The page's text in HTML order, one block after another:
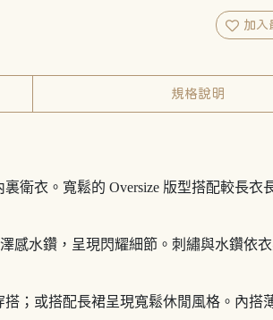
加入
規格說明
衛衣。寬鬆的 Oversize 版型搭配較長
感水鑽，呈現閃耀細節。刺繡與水鑽
搭；或搭配長裙呈現寬鬆休閒風格。內